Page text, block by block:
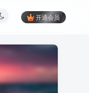
开通会员